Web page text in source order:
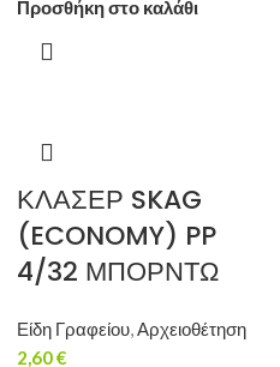
Προσθήκη στο καλάθι
ΚΛΑΣΕΡ SKAG
(ECONOMY) PP
4/32 ΜΠΟΡΝΤΩ
Είδη Γραφείου,Αρχειοθέτηση
2,60€